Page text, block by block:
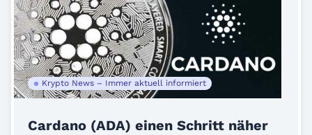
Krypto News – Immer aktuell informiert
Cardano (ADA) einen Schritt näher